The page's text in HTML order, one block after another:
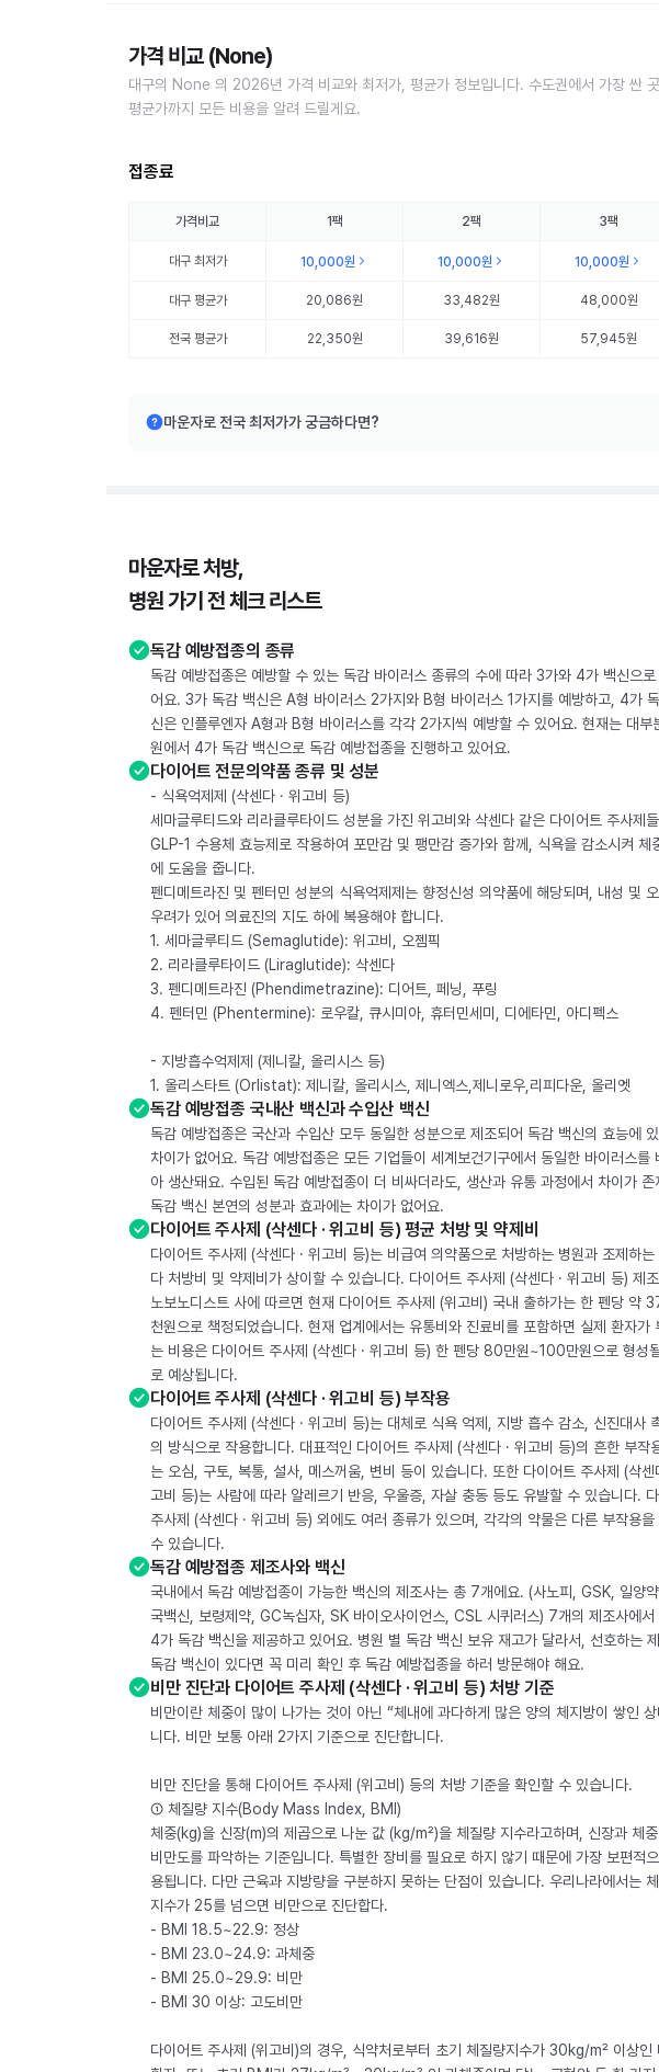
가격 비교 (None)
대구의 None 의 2026년 가격 비교와 최저가, 평균가 정보입니다. 수도권에서 가장 싼
평균가까지 모든 비용을 알려 드릴게요.
접종료
가격비교 1팩 2팩 3팩
대구최저가 10,000원 10,000원 10,000원
대구평균가 20,086원 33,482원 48,000원
전국 평균가 22,350원 39,616원 57,945원
마운자로 전국 최저가가 궁금하다면?
마운자로 처방,
병원 가기 전 체크 리스트
독감 예방접종의 종류
독감 예방접종은 예방할 수 있는 독감 바이러스 종류의 수에 따라 3가와 4가 백신으로
어요. 3가 독감 백신은 A형 바이러스 2가지와 B형 바이러스 1가지를 예방하고, 4가
신은 인플루엔자 A형과 B형 바이러스를 각각 2가지씩 예방할 수 있어요. 현재는 대부
원에서 4가 독감 백신으로 독감 예방접종을 진행하고 있어요.
다이어트 전문의약품 종류 및 성분
- 식욕억제제 (삭센다 · 위고비 등)
세마글루티드와 리라클루타이드 성분을 가진 위고비와 삭센다 같은 다이어트 주사제
GLP-1 수용체 효능제로 작용하여 포만감 및 팽만감 증가와 함께, 식욕을 감소시켜 체
에 도움을 줍니다.
펜디메트라진 및 펜터민 성분의 식욕억제제는 향정신성 의약품에 해당되며, 내성 및
우려가 있어 의료진의 지도 하에 복용해야 합니다.
1. 세마글루티드 (Semaglutide): 위고비, 오젬픽
2. 리라클루타이드 (Liraglutide): 삭센다
3. 펜디메트라진 (Phendimetrazine): 디어트, 페닝, 푸링
4. 펜터민 (Phentermine): 로우칼, 큐시미아, 휴터민세미, 디에타민, 아디펙스
- 지방흡수억제제 (제니칼, 올리시스 등)
1. 올리스타트 (Orlistat): 제니칼, 올리시스, 제니엑스,제니로우,리피다운, 올리엣
독감 예방접종 국내산 백신과 수입산 백신
독감 예방접종은 국산과 수입산 모두 동일한 성분으로 제조되어 독감 백신의 효능에
차이가 없어요. 독감 예방접종은 모든 기업들이 세계보건기구에서 동일한 바이러스를
아 생산돼요. 수입된 독감 예방접종이 더 비싸더라도, 생산과 유통 과정에서 차이가 존
독감 백신 본연의 성분과 효과에는 차이가 없어요.
다이어트 주사제 (삭센다 · 위고비 등) 평균 처방 및 약제비
다이어트 주사제 (삭센다 · 위고비 등)는 비급여 의약품으로 처방하는 병원과 조제하는
다 처방비 및 약제비가 상이할 수 있습니다. 다이어트 주사제 (삭센다 · 위고비 등) 제
노보노디스트 사에 따르면 현재 다이어트 주사제 (위고비) 국내 출하가는 한 펜당 약
천원으로 책정되었습니다. 현재 업계에서는 유통비와 진료비를 포함하면 실제 환자가
는 비용은 다이어트 주사제 (삭센다 · 위고비 등) 한 펜당 80만원~100만원으로 형성
로 예상됩니다.
다이어트 주사제 (삭센다 · 위고비 등) 부작용
다이어트 주사제 (삭센다 · 위고비 등)는 대체로 식욕 억제, 지방 흡수 감소, 신진대사
의 방식으로 작용합니다. 대표적인 다이어트 주사제 (삭센다 · 위고비 등)의 흔한 부작
는 오심, 구토, 복통, 설사, 메스꺼움, 변비 등이 있습니다. 또한 다이어트 주사제 (삭센
고비 등)는 사람에 따라 알레르기 반응, 우울증, 자살 충동 등도 유발할 수 있습니다.
주사제 (삭센다 · 위고비 등) 외에도 여러 종류가 있으며, 각각의 약물은 다른 부작용을
수 있습니다.
독감 예방접종 제조사와 백신
국내에서 독감 예방접종이 가능한 백신의 제조사는 총 7개에요. (사노피, GSK, 일양
국백신, 보령제약, GC녹십자, SK 바이오사이언스, CSL 시퀴러스) 7개의 제조사에서
4가 독감 백신을 제공하고 있어요. 병원 별 독감 백신 보유 재고가 달라서, 선호하는
독감 백신이 있다면 꼭 미리 확인 후 독감 예방접종을 하러 방문해야 해요.
비만 진단과 다이어트 주사제 (삭센다 · 위고비 등) 처방 기준
비만이란 체중이 많이 나가는 것이 아닌 “체내에 과다하게 많은 양의 체지방이 쌓인
니다. 비만 보통 아래 2가지 기준으로 진단합니다.
비만 진단을 통해 다이어트 주사제 (위고비) 등의 처방 기준을 확인할 수 있습니다.
① 체질량 지수(Body Mass Index, BMI)
체중(kg)을 신장(m)의 제곱으로 나눈 값 (kg/m²)을 체질량 지수라고하며, 신장과 체
비만도를 파악하는 기준입니다. 특별한 장비를 필요로 하지 않기 때문에 가장 보편적
용됩니다. 다만 근육과 지방량을 구분하지 못하는 단점이 있습니다. 우리나라에서는
지수가 25를 넘으면 비만으로 진단합다.
- BMI 18.5~22.9: 정상
- BMI 23.0~24.9: 과체중
- BMI 25.0~29.9: 비만
- BMI 30 이상: 고도비만
다이어트 주사제 (위고비)의 경우, 식약처로부터 초기 체질량지수가 30kg/m² 이상인